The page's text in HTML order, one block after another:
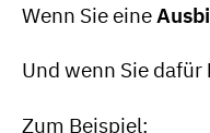
Wenn Sie eine
Und wenn Sie dafür
Zum Beispiel: